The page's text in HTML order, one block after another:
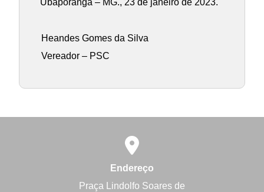
Heandes Gomes da Silva
Vereador – PSC
Endereço
Praça Lindolfo Soares de